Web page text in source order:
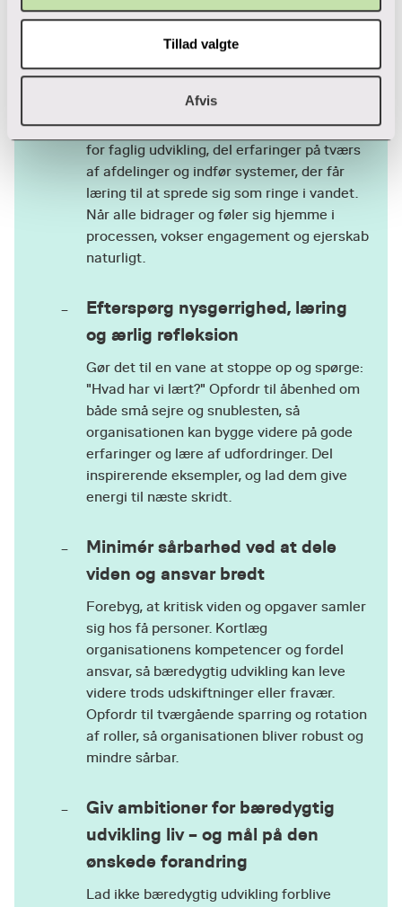
Tillad valgte
Afvis
Opbyg en fælles organisatorisk
kapacitet
Gør bæredygtig udvikling til et fælles
projekt, hvor ingen står alene. Skab rammer
for faglig udvikling, del erfaringer på tværs
af afdelinger og indfør systemer, der får
læring til at sprede sig som ringe i vandet.
Når alle bidrager og føler sig hjemme i
processen, vokser engagement og ejerskab
naturligt.
Efterspørg nysgerrighed, læring
og ærlig refleksion
Gør det til en vane at stoppe op og spørge:
"Hvad har vi lært?" Opfordr til åbenhed om
både små sejre og snublesten, så
organisationen kan bygge videre på gode
erfaringer og lære af udfordringer. Del
inspirerende eksempler, og lad dem give
energi til næste skridt.
Minimér sårbarhed ved at dele
viden og ansvar bredt
Forebyg, at kritisk viden og opgaver samler
sig hos få personer. Kortlæg
organisationens kompetencer og fordel
ansvar, så bæredygtig udvikling kan leve
videre trods udskiftninger eller fravær.
Opfordr til tværgående sparring og rotation
af roller, så organisationen bliver robust og
mindre sårbar.
Giv ambitioner for bæredygtig
udvikling liv – og mål på den
ønskede forandring
Lad ikke bæredygtig udvikling forblive